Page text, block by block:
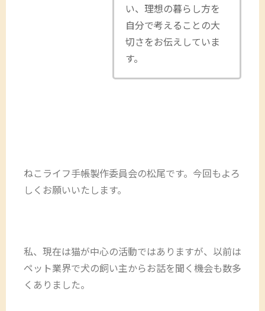
い、理想の暮らし方を
自分で考えることの大
切さをお伝えしていま
す。
ねこライフ手帳製作委員会の松尾です。今回もよろ
しくお願いいたします。
私、現在は猫が中心の活動ではありますが、以前は
ペット業界で犬の飼い主からお話を聞く機会も数多
くありました。